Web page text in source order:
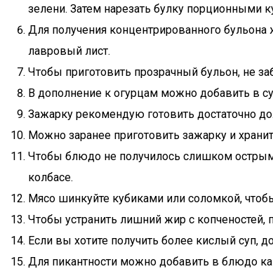
зелени. Затем нарезать булку порционными
Для получения концентрированного
лавровый лист.
Чтобы приготовить прозрачный бульон, не
В дополнение к огурцам можно добавить в
Зажарку рекомендую готовить достаточно
Можно заранее приготовить зажарку и
Чтобы блюдо не получилось слишком
колбасе.
Мясо шинкуйте кубиками или соломкой,
Чтобы устранить лишний жир с копченостей,
Если вы хотите получить более кислый суп,
Для пикантности можно добавить в блюдо